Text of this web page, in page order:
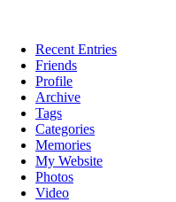
Recent Entries
Friends
Profile
Archive
Tags
Categories
Memories
My Website
Photos
Video